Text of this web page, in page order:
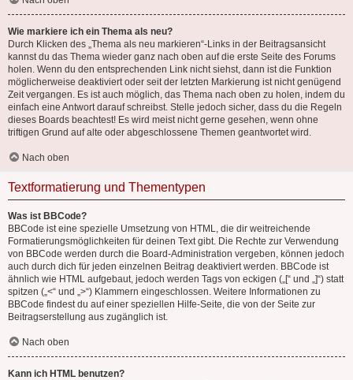
Wie markiere ich ein Thema als neu?
Durch Klicken des „Thema als neu markieren“-Links in der Beitragsansicht
kannst du das Thema wieder ganz nach oben auf die erste Seite des Forums
holen. Wenn du den entsprechenden Link nicht siehst, dann ist die Funktion
möglicherweise deaktiviert oder seit der letzten Markierung ist nicht genügend
Zeit vergangen. Es ist auch möglich, das Thema nach oben zu holen, indem du
einfach eine Antwort darauf schreibst. Stelle jedoch sicher, dass du die Regeln
dieses Boards beachtest! Es wird meist nicht gerne gesehen, wenn ohne
triftigen Grund auf alte oder abgeschlossene Themen geantwortet wird.
Nach oben
Textformatierung und Thementypen
Was ist BBCode?
BBCode ist eine spezielle Umsetzung von HTML, die dir weitreichende
Formatierungsmöglichkeiten für deinen Text gibt. Die Rechte zur Verwendung
von BBCode werden durch die Board-Administration vergeben, können jedoch
auch durch dich für jeden einzelnen Beitrag deaktiviert werden. BBCode ist
ähnlich wie HTML aufgebaut, jedoch werden Tags von eckigen („[“ und „]“) statt
spitzen („<“ und „>“) Klammern eingeschlossen. Weitere Informationen zu
BBCode findest du auf einer speziellen Hilfe-Seite, die von der Seite zur
Beitragserstellung aus zugänglich ist.
Nach oben
Kann ich HTML benutzen?